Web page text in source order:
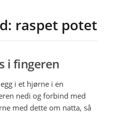
raspet potet
i fingeren
i et hjørne i en
nedi og forbind med
med dette om natta, så